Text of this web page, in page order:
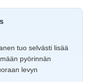
tuo selvästi lisää
pyörinnän
levyn